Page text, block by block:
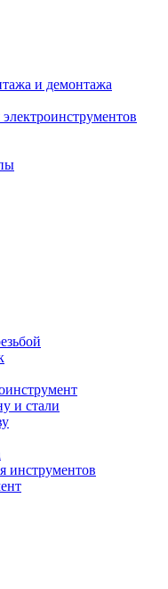
и демонтажа
и стали
инструментов